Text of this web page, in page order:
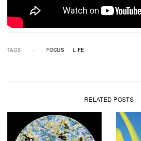
TAGS FOCUS LIFE
RELATED POSTS